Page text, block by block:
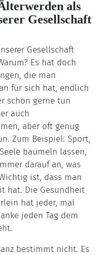
als
Gesellschaft
Gesellschaft
Es hat doch
die man
für sich hat, endlich
schon gerne tun
auch
aber oft genug
Zum Beispiel: Sport,
baumeln lassen,
darauf an, was
ist, dass man
hat. Die Gesundheit
hat jeder, mal
jeden Tag dem
bestimmt nicht. Es